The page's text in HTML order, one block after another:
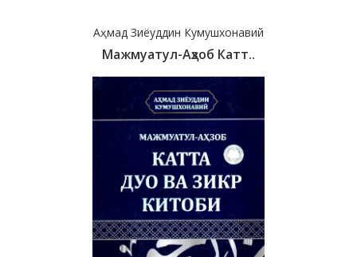
Аҳмад Зиёуддин Кумушхонавий
Мажмуатул-Аҳзоб Катт..